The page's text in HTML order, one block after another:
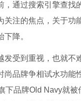
，通过搜索引擎查找
关注的焦点，关于功
降。
受到重视，也就不
尚品牌争相试水功能
下品牌Old Navy就被